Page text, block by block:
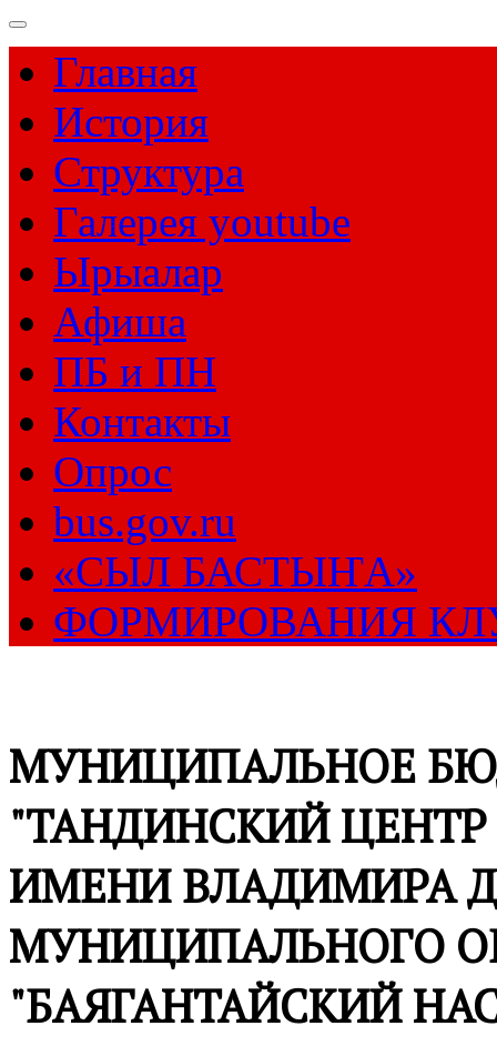
Главная
История
Структура
Галерея youtube
Ырыалар
Афиша
ПБ и ПН
Контакты
Опрос
bus.gov.ru
«СЫЛ БАСТЫҤА»
ФОРМИРОВАНИЯ
МУНИЦИПАЛЬНОЕ
"ТАНДИНСКИЙ
ИМЕНИ ВЛАДИМИРА
МУНИЦИПАЛЬНОГО
"БАЯГАНТАЙСКИЙ